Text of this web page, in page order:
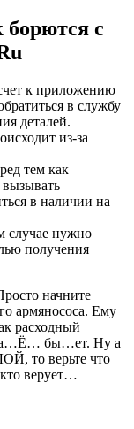
борются с
к приложению
в службу
деталей.
из-за
тем как
в наличии на
случае нужно
получения
начните
армянососа. Ему
расходный
на…Ё… бы…ет. Ну а
то верьте что
верует…